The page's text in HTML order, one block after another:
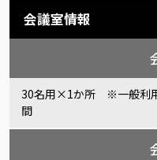
会議室情報
30名用×1か所 ※一般利
間